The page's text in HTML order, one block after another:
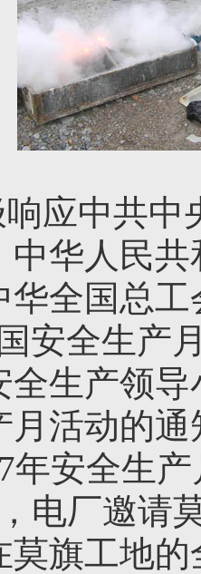
应中共中
中华人民
华全国总
安全生产
全生产领
月活动的
年安全生
电厂邀请
莫旗工地